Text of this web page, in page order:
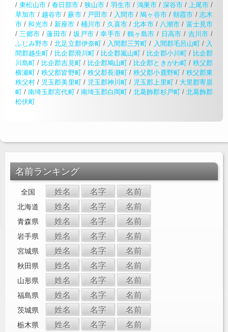
/東松山市 /春日部市 /狭山市 / 羽生市/ 鴻巣市/ 深谷市/ 上尾市 /
草加市 / 越谷市 /蕨市/ 戸田市 / 入間市 /鳩ヶ谷市/朝霞市 / 志木
市 /和光市/ 新座市 / 桶川市 / 久喜市/北本市/ 八潮市 / 富士見市
/ 三郷市 /蓮田市 /坂戸市 /幸手市 /鶴ヶ島市 / 日高市 / 吉川市 /
ふじみ野市 /北足立郡伊奈町/ 入間郡三芳町 / 入間郡毛呂山町/ 入
間郡越生町 / 比企郡滑川町/ 比企郡嵐山町 / 比企郡小川町/ 比企郡
川島町 / 比企郡吉見町/ 比企郡鳩山町 / 比企郡ときがわ町/ 秩父郡
横瀬町 /秩父郡皆野町/ 秩父郡長瀞町 /秩父郡小鹿野町/ 秩父郡東
秩父村 / 児玉郡美里町/ 児玉郡神川町 / 児玉郡上里町/ 大里郡寄居
町 /南埼玉郡宮代町/ 南埼玉郡白岡町 /北葛飾郡杉戸町/ 北葛飾郡
松伏町
名前ランキング
全国 姓名 名字 名前
北海道 姓名 名字 名前
青森県 姓名 名字 名前
岩手県 姓名 名字 名前
宮城県 姓名 名字 名前
秋田県 姓名 名字 名前
山形県 姓名 名字 名前
福島県 姓名 名字 名前
茨城県 姓名 名字 名前
栃木県 姓名 名字 名前